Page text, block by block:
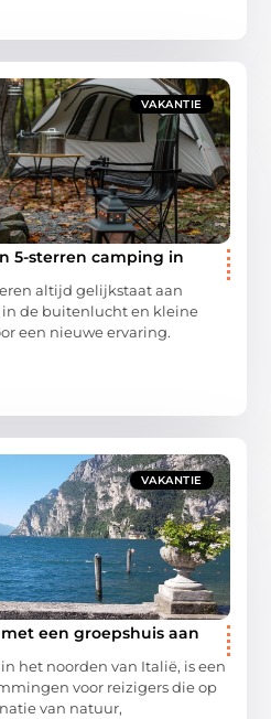
VAKANTIE
5-sterren camping in
altijd gelijkstaat aan
in de buitenlucht en kleine
een nieuwe ervaring.
VAKANTIE
een groepshuis aan
het noorden van Italië, is een
voor reizigers die op
van natuur,